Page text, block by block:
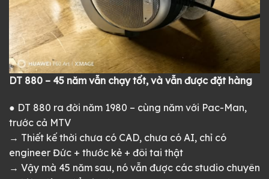
DT 880 – 45 năm vẫn chạy tốt, và vẫn được đặt hàng
● DT 880 ra đời năm 1980 – cùng năm với Pac-Man,
trước cả MTV
→ Thiết kế thời chưa có CAD, chưa có AI, chỉ có
engineer Đức + thước kẻ + đôi tai thật
→ Vậy mà 45 năm sau, nó vẫn được các studio chuyên